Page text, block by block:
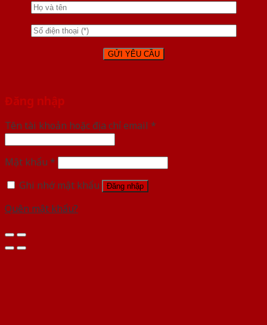
Đăng nhập
Tên tài khoản hoặc địa chỉ email *
Mật khẩu *
Ghi nhớ mật khẩu
Đăng nhập
Quên mật khẩu?